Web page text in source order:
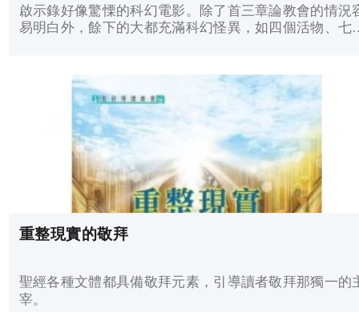
啟示錄好像驚慄的科幻電影。除了首三章論教會的情況
易明白外，餘下的大都充滿科幻怪異，如四個活物、七
重整現實的敬拜
聖經各種文體都具備敬拜元素，引導讀者敬拜那獨一的
宰。